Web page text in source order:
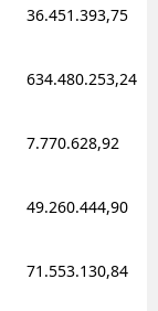
36.451.393,75
634.480.253,24
7.770.628,92
49.260.444,90
71.553.130,84